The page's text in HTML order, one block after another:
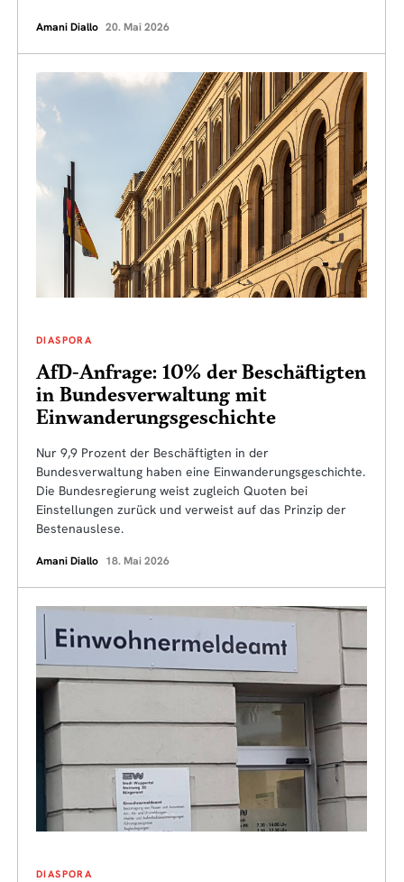
Amani Diallo 20. Mai 2026
DIASPORA
AfD-Anfrage: 10% der Beschäftigten
in Bundesverwaltung mit
Einwanderungsgeschichte
Nur 9,9 Prozent der Beschäftigten in der
Bundesverwaltung haben eine Einwanderungsgeschichte.
Die Bundesregierung weist zugleich Quoten bei
Einstellungen zurück und verweist auf das Prinzip der
Bestenauslese.
Amani Diallo 18. Mai 2026
DIASPORA